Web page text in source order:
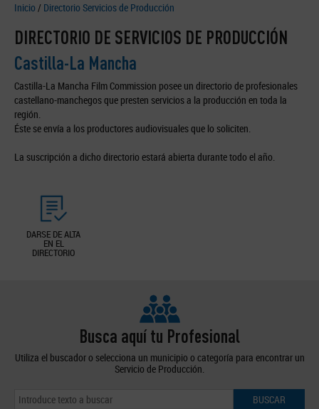
Inicio / Directorio Servicios de Producción
DIRECTORIO DE SERVICIOS DE PRODUCCIÓN
Castilla-La Mancha
Castilla-La Mancha Film Commission posee un directorio de profesionales
castellano-manchegos que presten servicios a la producción en toda la
región.
Éste se envía a los productores audiovisuales que lo soliciten.
La suscripción a dicho directorio estará abierta durante todo el año.
DARSE DE ALTA
EN EL
DIRECTORIO
Busca aquí tu Profesional
Utiliza el buscador o selecciona un municipio o categoría para encontrar un
Servicio de Producción.
BUSCAR